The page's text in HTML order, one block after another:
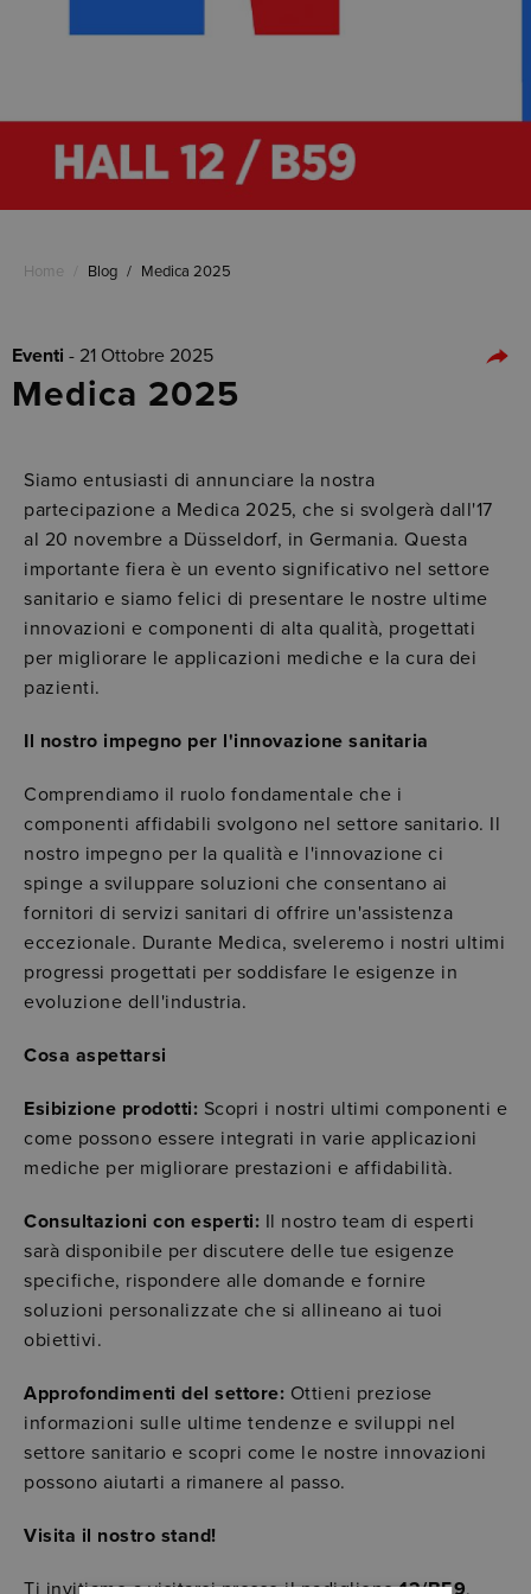
Home Blog / Medica 2025
Eventi - 21 Ottobre 2025
Medica 2025
Siamo entusiasti di annunciare la nostra
partecipazione a Medica 2025, che si svolgerà dall'17
al 20 novembre a Düsseldorf, in Germania. Questa
importante fiera è un evento significativo nel settore
sanitario e siamo felici di presentare le nostre ultime
innovazioni e componenti di alta qualità, progettati
per migliorare le applicazioni mediche e la cura dei
pazienti.
Il nostro impegno per l'innovazione sanitaria
Comprendiamo il ruolo fondamentale che i
componenti affidabili svolgono nel settore sanitario. Il
nostro impegno per la qualità e l'innovazione ci
spinge a sviluppare soluzioni che consentano ai
fornitori di servizi sanitari di offrire un'assistenza
eccezionale. Durante Medica, sveleremo i nostri ultimi
progressi progettati per soddisfare le esigenze in
evoluzione dell'industria.
Cosa aspettarsi
Esibizione prodotti: Scopri i nostri ultimi componenti e
come possono essere integrati in varie applicazioni
mediche per migliorare prestazioni e affidabilità.
Consultazioni con esperti: Il nostro team di esperti
sarà disponibile per discutere delle tue esigenze
specifiche, rispondere alle domande e fornire
soluzioni personalizzate che si allineano ai tuoi
obiettivi.
Approfondimenti del settore: Ottieni preziose
informazioni sulle ultime tendenze e sviluppi nel
settore sanitario e scopri come le nostre innovazioni
possono aiutarti a rimanere al passo.
Visita il nostro stand!
Ti invitiamo a visitarci presso il padiglione12/B59,